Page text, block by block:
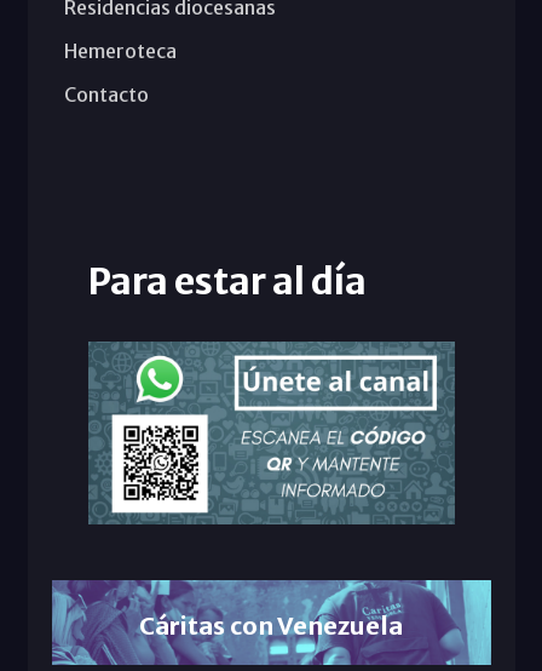
Residencias diocesanas
Hemeroteca
Contacto
Para estar al día
Cáritas con Venezuela